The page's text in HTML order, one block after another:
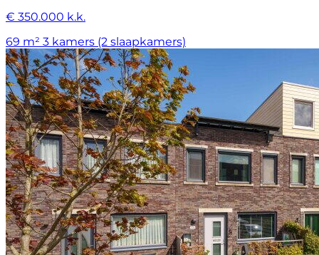
€ 350.000 k.k.
69 m² 3 kamers (2 slaapkamers)